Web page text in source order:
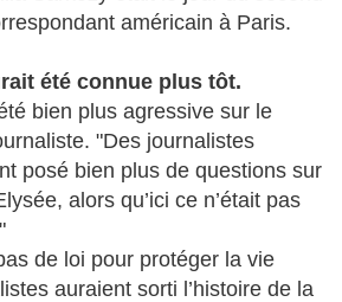
américain à Paris.
été connue plus tôt.
bien plus agressive sur le
"Des journalistes
posé bien plus de questions sur
alors qu’ici ce n’était pas
de loi pour protéger la vie
auraient sorti l’histoire de la